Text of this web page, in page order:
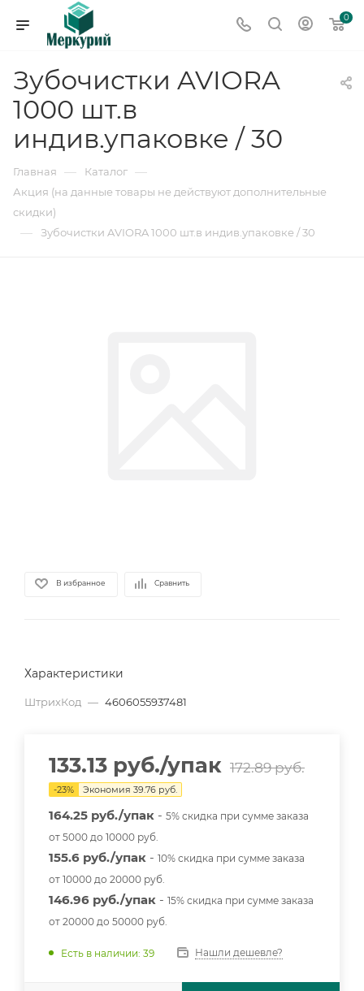
0
Зубочистки AVIORA
1000 шт.в
индив.упаковке / 30
Главная — Каталог —
Акция (на данные товары не действуют дополнительные
скидки)
— Зубочистки AVIORA 1000 шт.в индив.упаковке / 30
В избранное Сравнить
Характеристики
ШтрихКод — 4606055937481
133.13 руб./упак 172.89руб.
-23% Экономия 39.76 руб.
164.25 руб./упак - 5% скидка при сумме заказа
от 5000 до 10000 руб.
155.6 руб./упак - 10% скидка при сумме заказа
от 10000 до 20000 руб.
146.96 руб./упак - 15% скидка при сумме заказа
от 20000 до 50000 руб.
Есть в наличии: 39 Нашли дешевле?